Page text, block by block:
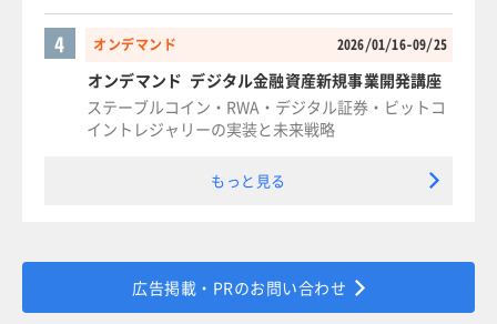
オンデマンド 2026/01/16-09/25
4
オンデマンド デジタル金融資産新規事業開発講座
ステーブルコイン・RWA・デジタル証券・ビットコ
イントレジャリーの実装と未来戦略
もっと見る
広告掲載・PRのお問い合わせ